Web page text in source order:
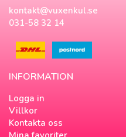
kontakt@vuxenkul.se
031-58 32 14
INFORMATION
Logga in
Villkor
Kontakta oss